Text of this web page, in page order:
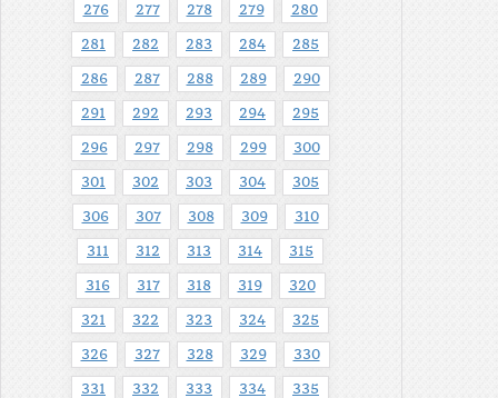
276 277 278 279 280
281 282 283 284 285
286 287 288 289 290
291 292 293 294 295
296 297 298 299 300
301 302 303 304 305
306 307 308 309 310
311 312 313 314 315
316 317 318 319 320
321 322 323 324 325
326 327 328 329 330
331 332 333 334 335